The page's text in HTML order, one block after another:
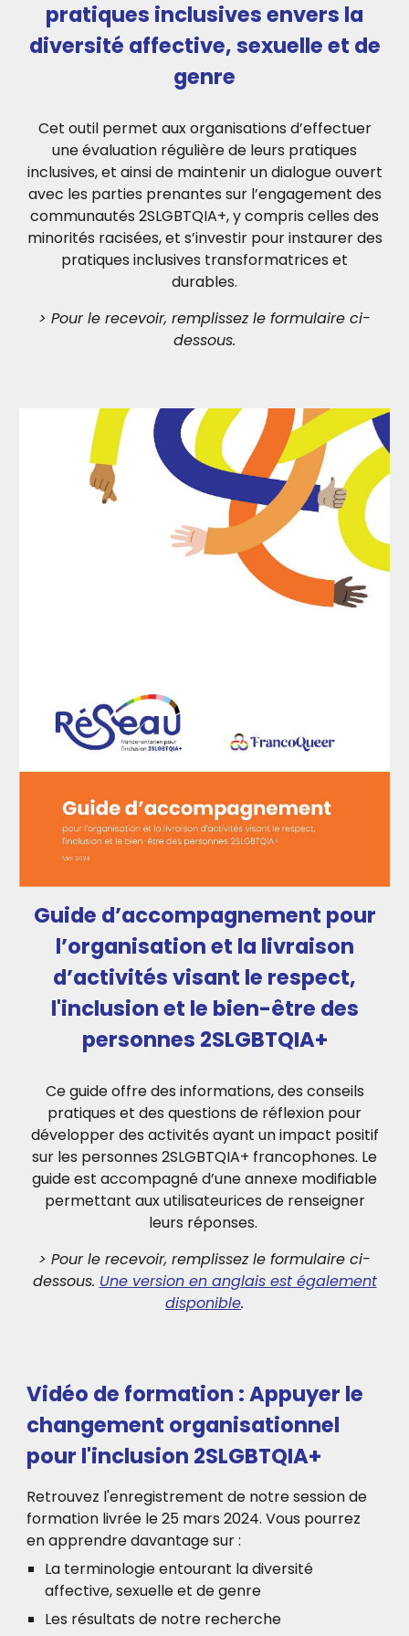
pratiques inclusives envers la
diversité affective, sexuelle et de
genre
Cet outil permet aux organisations d’effectuer
une évaluation régulière de leurs pratiques
inclusives, et ainsi de maintenir un dialogue ouvert
avec les parties prenantes sur l’engagement des
communautés 2SLGBTQIA+, y compris celles des
minorités racisées, et s’investir pour instaurer des
pratiques inclusives transformatrices et
durables.
> Pour le recevoir, remplissez le formulaire ci-
dessous.
Guide d’accompagnement pour
l’organisation et la livraison
d’activités visant le respect,
l'inclusion et le bien-être des
personnes 2SLGBTQIA+
Ce guide offre des informations, des conseils
pratiques et des questions de réflexion pour
développer des activités ayant un impact positif
sur les personnes 2SLGBTQIA+ francophones. Le
guide est accompagné d’une annexe modifiable
permettant aux utilisateurices de renseigner
leurs réponses.
> Pour le recevoir, remplissez le formulaire ci-
dessous. Une version en anglais est également
disponible.
Vidéo de formation : Appuyer le
changement organisationnel
pour l'inclusion 2SLGBTQIA+
Retrouvez l'enregistrement de notre session de
formation livrée le 25 mars 2024. Vous pourrez
en apprendre davantage sur :
La terminologie entourant la diversité
affective, sexuelle et de genre
Les résultats de notre recherche